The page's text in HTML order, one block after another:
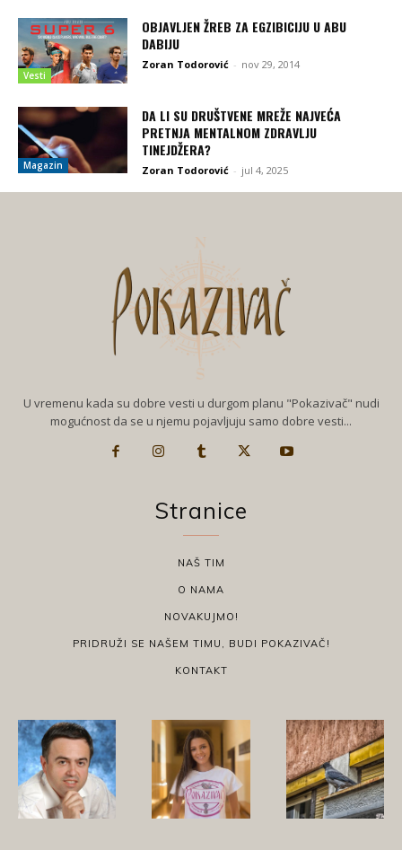
Vesti
OBJAVLJEN ŽREB ZA EGZIBICIJU U ABU
DABIJU
Zoran Todorović - nov 29, 2014
Magazin
DA LI SU DRUŠTVENE MREŽE NAJVEĆA
PRETNJA MENTALNOM ZDRAVLJU
TINEJDŽERA?
Zoran Todorović - jul 4, 2025
U vremenu kada su dobre vesti u durgom planu "Pokazivač" nudi
mogućnost da se u njemu pojavljuju samo dobre vesti...
Stranice
NAŠ TIM
O NAMA
NOVAKUJMO!
PRIDRUŽI SE NAŠEM TIMU, BUDI POKAZIVAČ!
KONTAKT